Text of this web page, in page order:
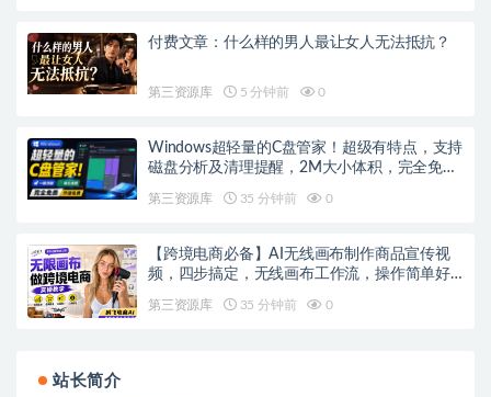
付费文章：什么样的男人最让女人无法抵抗？
第三资源库 5 分钟前 0
Windows超轻量的C盘管家！超级有特点，支持
磁盘分析及清理提醒，2M大小体积，完全免费
第三资源库 35 分钟前 0
【跨境电商必备】AI无线画布制作商品宣传视
频，四步搞定，无线画布工作流，操作简单好
第三资源库 35 分钟前 0
站长简介